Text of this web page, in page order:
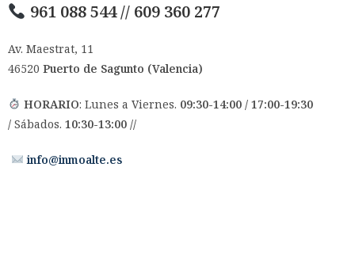
961 088 544 // 609 360 277
Av. Maestrat, 11
46520 Puerto de Sagunto (Valencia)
HORARIO: Lunes a Viernes. 09:30-14:00 / 17:00-19:30
/ Sábados. 10:30-13:00 //
info@inmoalte.es